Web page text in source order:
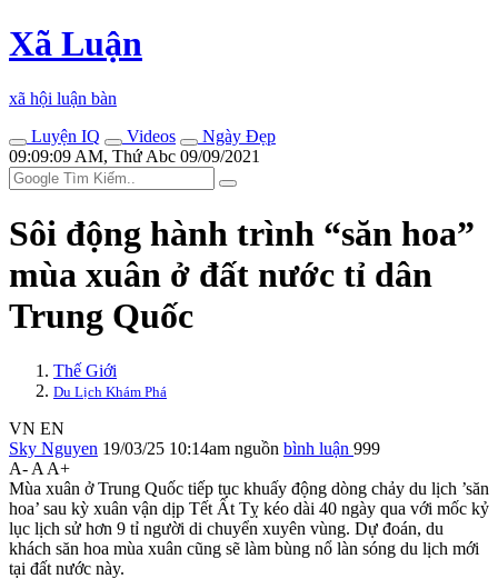
Xã Luận
xã hội luận bàn
Luyện IQ
Videos
Ngày Đẹp
09:09:09 AM, Thứ Abc 09/09/2021
Sôi động hành trình “săn hoa”
mùa xuân ở đất nước tỉ dân
Trung Quốc
Thế Giới
Du Lịch Khám Phá
VN EN
Sky Nguyen 19/03/25 10:14am nguồn bình luận 999
A- A A+
Mùa xuân ở Trung Quốc tiếp tục khuấy động dòng chảy du lịch ’săn
hoa’ sau kỳ xuân vận dịp Tết Ất Tỵ kéo dài 40 ngày qua với mốc kỷ
lục lịch sử hơn 9 tỉ người di chuyển xuyên vùng. Dự đoán, du
khách săn hoa mùa xuân cũng sẽ làm bùng nổ làn sóng du lịch mới
tại đất nước này.